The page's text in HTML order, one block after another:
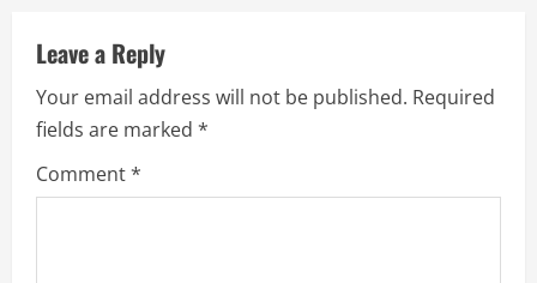
u
e
R
e
Leave a Reply
Your email address will not be published. Required
fields are marked *
Comment*